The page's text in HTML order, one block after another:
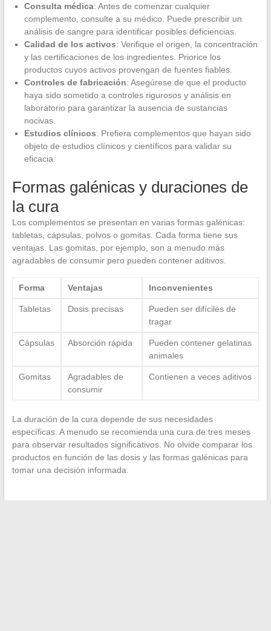
Consulta médica: Antes de comenzar cualquier
complemento, consulte a su médico. Puede prescribir un
análisis de sangre para identificar posibles deficiencias.
Calidad de los activos: Verifique el origen, la concentración
y las certificaciones de los ingredientes. Priorice los
productos cuyos activos provengan de fuentes fiables.
Controles de fabricación: Asegúrese de que el producto
haya sido sometido a controles rigurosos y análisis en
laboratorio para garantizar la ausencia de sustancias
nocivas.
Estudios clínicos: Prefiera complementos que hayan sido
objeto de estudios clínicos y científicos para validar su
eficacia.
Formas galénicas y duraciones de
la cura
Los complementos se presentan en varias formas galénicas:
tabletas, cápsulas, polvos o gomitas. Cada forma tiene sus
ventajas. Las gomitas, por ejemplo, son a menudo más
agradables de consumir pero pueden contener aditivos.
Forma Ventajas Inconvenientes
Tabletas Dosis precisas
Pueden ser difíciles de
tragar
Cápsulas Absorción rápida
Pueden contener gelatinas
animales
Gomitas
Agradables de
consumir
Contienen a veces aditivos
La duración de la cura depende de sus necesidades
específicas. A menudo se recomienda una cura de tres meses
para observar resultados significativos. No olvide comparar los
productos en función de las dosis y las formas galénicas para
tomar una decisión informada.